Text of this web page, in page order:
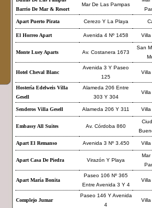
Barrio De Mar & Resort
Mar De Las Pampas
Apart Puerto Pirata Cerezo Y La Playa
El Horreo Apart Avenida 4 Nº 1458 Villa
Monte Luey Aparts Av. Costanera 1673
San
Hotel Cheval Blanc
Avenida 3 Y Paseo
125
Villa
Hostería Edelweis Villa
Gesell
Alameda 206 Entre
303 Y 304
Villa
Senderos Villa Gesell Alameda 206 Y 311 Villa
Embassy All Suites Av. Córdoba 860
Apart El Remanso Avenida 3 Nº 3.450 Villa
Apart Casa De Piedra Virazón Y Playa
Mar
Apart María Bonita
Paseo 106 Nº 365
Entre Avenida 3 Y 4
Villa
Complejo Jumar
Paseo 146 Y Avenida
4
Villa